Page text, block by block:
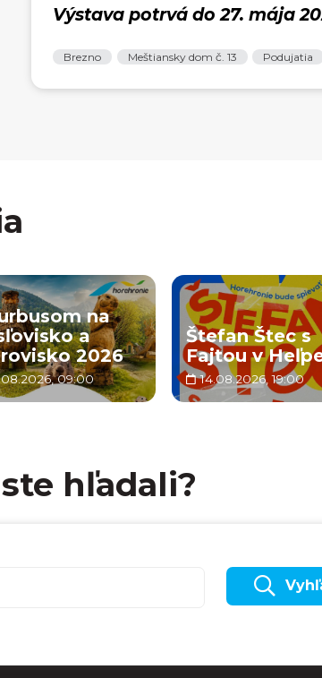
Výstava potrvá do 27. mája
Brezno Meštiansky dom č. 13 Podujatia
na
a
2026
09:00
Štefan Štec s
Fajtou v
14.08.2026, 19:00
hľadali?